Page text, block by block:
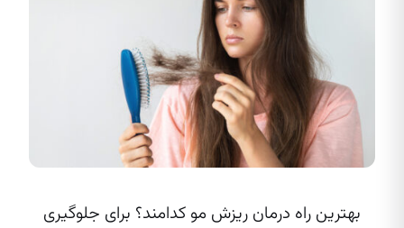
بهترین راه‌ درمان ریزش مو کدامند؟ برای جلوگیری